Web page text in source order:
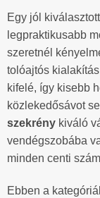
Egy jól kiválasztott
legpraktikusabb
szeretnél
tolóajtós
kifelé, így kisebb
közlekedősávot
szekrény kiváló
vendégszobába
minden centi
Ebben a